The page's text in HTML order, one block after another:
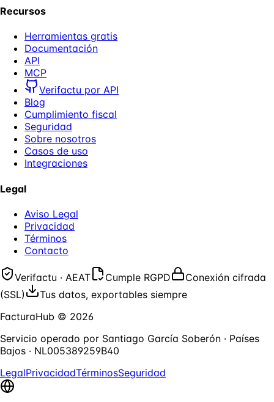
Recursos
Herramientas gratis
Documentación
API
MCP
Verifactu por API
Blog
Cumplimiento fiscal
Seguridad
Sobre nosotros
Casos de uso
Integraciones
Legal
Aviso Legal
Privacidad
Términos
Contacto
Verifactu · AEAT Cumple RGPD
Conexión cifrada
(SSL)
Tus datos, exportables siempre
FacturaHub © 2026
Servicio operado por Santiago García Soberón · Países
Bajos · NL005389259B40
LegalPrivacidadTérminosSeguridad